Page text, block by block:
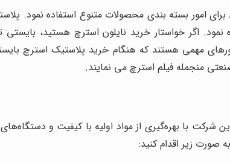
امور بسته بندی محصولات متنوع استفاده نمود.
اگر خواستار خرید نایلون استرچ هستید،
مهمی هستند که هنگام خرید پلاستیک استرچ
منجمله فیلم استرچ می نمایند.
شرکت با بهره‌گیری از مواد اولیه با کیفیت و
صورت زیر اقدام کنید: